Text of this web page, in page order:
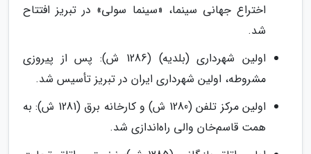
اختراع جهانی سینما، «سینما سولی» در تبریز افتتاح
شد.
اولین شهرداری (بلدیه) (1286 ش): پس از پیروزی
مشروطه، اولین شهرداری ایران در تبریز تأسیس شد.
اولین مرکز تلفن (1280 ش) و کارخانه برق (1281 ش): به
همت قاسم‌خان والی راه‌اندازی شد.